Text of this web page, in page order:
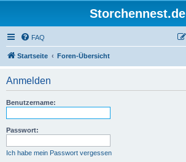
Storchennest.de
FAQ
Startseite Foren-Übersicht
Anmelden
Benutzername:
Passwort:
Ich habe mein Passwort vergessen